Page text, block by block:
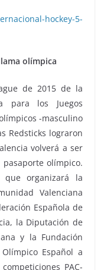
hockey-5-
olímpica
de 2015 de la
para los Juegos
-masculino
Redsticks lograron
volverá a ser
olímpico.
que organizará la
Valenciana
Española de
la Diputación de
y la Fundación
Español a
PAC-